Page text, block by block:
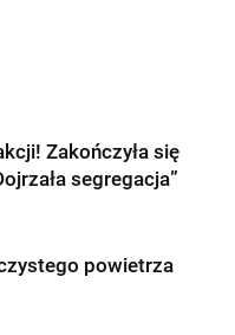
Zakończyła się
segregacja”
powietrza